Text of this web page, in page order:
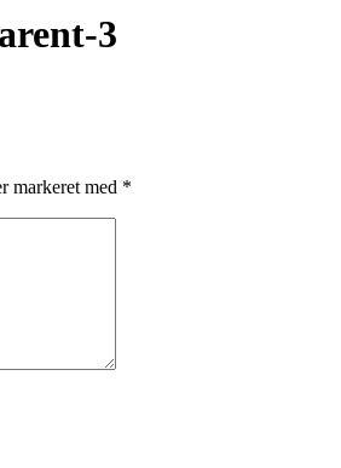
3
markeret med *